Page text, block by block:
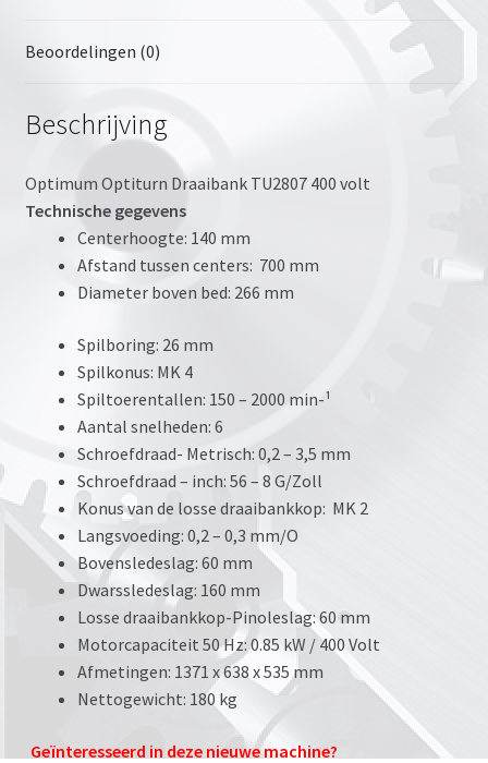
Beoordelingen (0)
Beschrijving
Optimum Optiturn Draaibank TU2807 400 volt
Technische gegevens
Centerhoogte: 140 mm
Afstand tussen centers: 700 mm
Diameter boven bed: 266 mm
Spilboring: 26 mm
Spilkonus: MK 4
Spiltoerentallen: 150 – 2000 min-¹
Aantal snelheden: 6
Schroefdraad- Metrisch: 0,2 – 3,5 mm
Schroefdraad – inch: 56 – 8 G/Zoll
Konus van de losse draaibankkop: MK 2
Langsvoeding: 0,2 – 0,3 mm/O
Bovensledeslag: 60 mm
Dwarssledeslag: 160 mm
Losse draaibankkop-Pinoleslag: 60 mm
Motorcapaciteit 50 Hz: 0.85 kW / 400 Volt
Afmetingen: 1371 x 638 x 535 mm
Nettogewicht: 180 kg
Geïnteresseerd in deze nieuwe machine?